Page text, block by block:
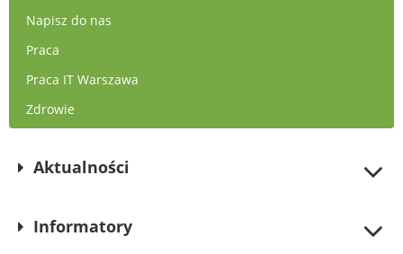
Napisz do nas
Praca
Praca IT Warszawa
Zdrowie
Aktualności
Informatory